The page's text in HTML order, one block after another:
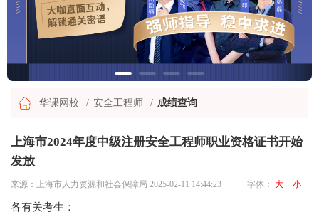
华课网校 安全工程师 成绩查询
上海市2024年度中级注册安全工程师职业资格证书开始
发放
来源：上海市人力资源和社会保障局 2025-02-11 14:44:23 字体： 大 小
各有关考生：